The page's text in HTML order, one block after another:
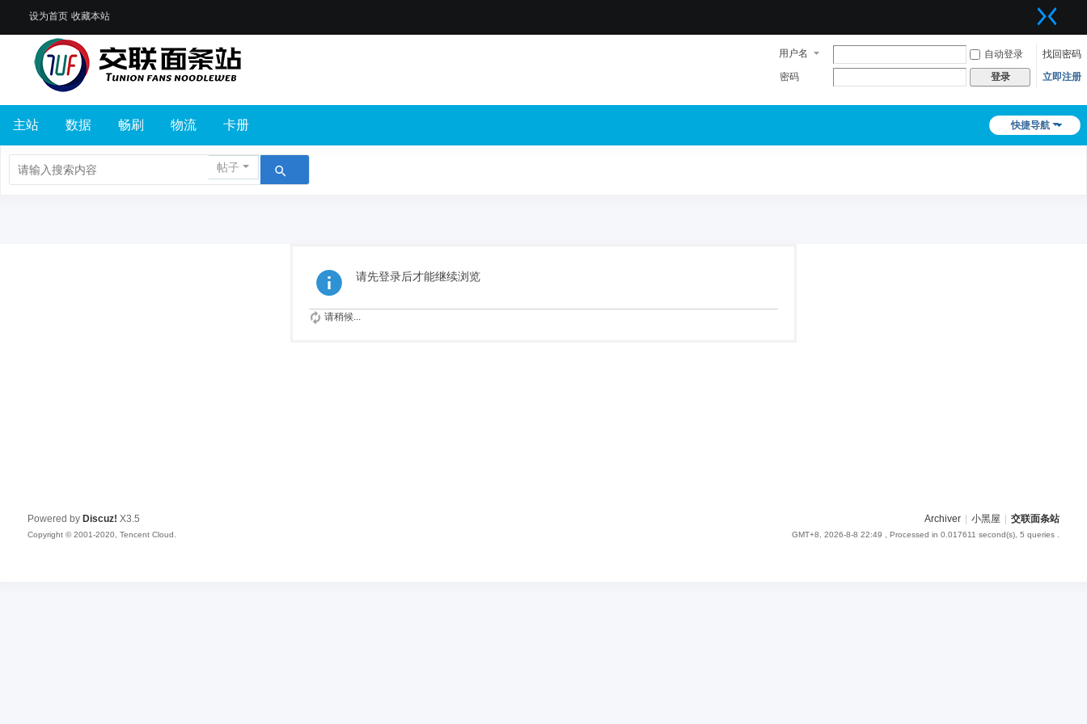
设为首页 收藏本站
用户名 自动登录
找回密码
密码
登录 立即注册
快捷导航
主站 数据 畅刷 物流 卡册
帖子
请先登录后才能继续浏览
请稍候...
Archiver 小黑屋 交联面条站
GMT+8, 2026-8-8 22:49 , Processed in 0.017611 second(s), 5 queries .
Powered by Discuz! X3.5
Copyright © 2001-2020, Tencent Cloud.